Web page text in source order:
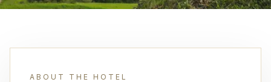
ABOUT THE HOTEL